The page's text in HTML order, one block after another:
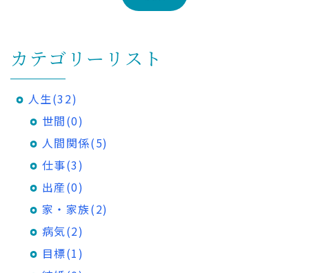
カテゴリーリスト
人生(32)
世間(0)
人間関係(5)
仕事(3)
出産(0)
家・家族(2)
病気(2)
目標(1)